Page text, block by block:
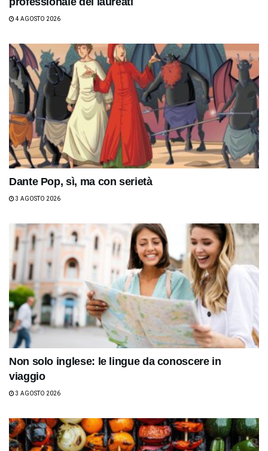
4 AGOSTO 2026
Dante Pop, sì, ma con serietà
3 AGOSTO 2026
Non solo inglese: le lingue da conoscere in
viaggio
3 AGOSTO 2026